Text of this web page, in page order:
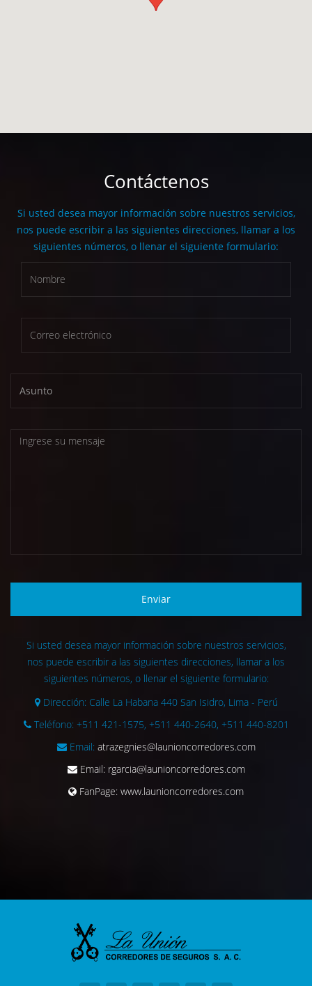
Contáctenos
Si usted desea mayor información sobre nuestros servicios,
nos puede escribir a las siguientes direcciones, llamar a los
siguientes números, o llenar el siguiente formulario:
Enviar
Si usted desea mayor información sobre nuestros servicios,
nos puede escribir a las siguientes direcciones, llamar a los
siguientes números, o llenar el siguiente formulario:
Dirección:Calle La Habana 440 San Isidro, Lima - Perú
Teléfono: +511 421-1575, +511 440-2640, +511 440-8201
Email: atrazegnies@launioncorredores.com
Email:rgarcia@launioncorredores.com
FanPage: www.launioncorredores.com